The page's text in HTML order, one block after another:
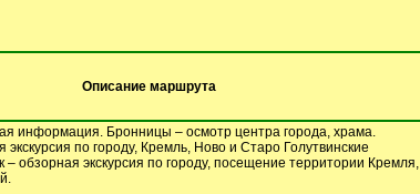
Описание маршрута
информация. Бронницы – осмотр центра города, храма.
экскурсия по городу, Кремль, Ново и Старо Голутвинские
– обзорная экскурсия по городу, посещение территории Кремля,